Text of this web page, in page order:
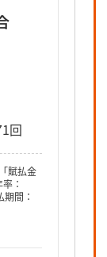
回
賦払金
：
間：